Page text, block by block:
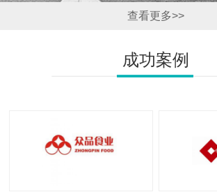
查看更多>>
成功案例